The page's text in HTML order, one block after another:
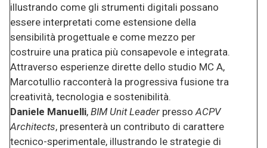
illustrando come gli strumenti digitali possano
essere interpretati come estensione della
sensibilità progettuale e come mezzo per
costruire una pratica più consapevole e integrata.
Attraverso esperienze dirette dello studio MC A,
Marcotullio racconterà la progressiva fusione tra
creatività, tecnologia e sostenibilità.
Daniele Manuelli, BIM Unit Leaderpresso ACPV
Architects, presenterà un contributo di carattere
tecnico-sperimentale, illustrando le strategie di